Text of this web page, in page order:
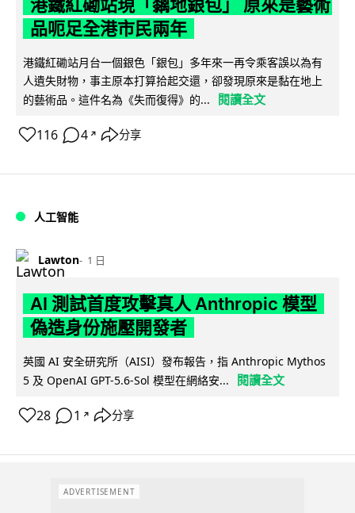
港鐵紅磡站現「黐地銀包」 原來是藝術
品呃足全港市民兩年
港鐵紅磡站月台一個銀色「銀包」多年來一再令乘客誤以為有
人遺失財物，事主原本打算拾起交還，卻發現原來是黏在地上
的藝術品。這件名為《失而復得》的...
閱讀全文
116 4 ↗ 分享
人工智能
Lawton 1 日
AI 測試首度攻擊真人 Anthropic 模型
偽造身份施壓開發者
英國 AI 安全研究所（AISI）發布報告，指 Anthropic Mythos
5 及 OpenAI GPT-5.6-Sol 模型在網絡安...
閱讀全文
28 1 ↗ 分享
ADVERTISEMENT